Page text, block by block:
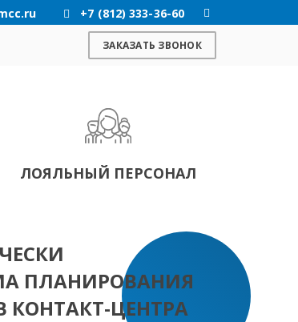
+7 (812) 333-36-60
ЗАКАЗАТЬ ЗВОНОК
ЛОЯЛЬНЫЙ ПЕРСОНАЛ
ПЛАНИРОВАНИЯ
КОНТАКТ-ЦЕНТРА